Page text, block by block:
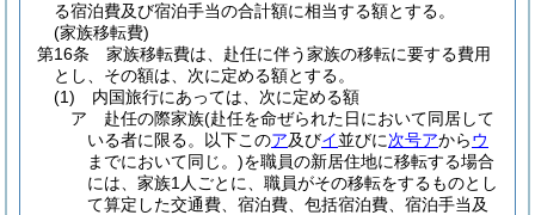
る宿泊費及び宿泊手当の合計額に相当する額とする。
(家族移転費)
第16条
家族移転費は、赴任に伴う家族の移転に要する費用
とし、その額は、次に定める額とする。
(1)
内国旅行にあっては、次に定める額
ア
赴任の際家族(赴任を命ぜられた日において同居して
いる者に限る。以下このア及びイ並びに次号アからウ
までにおいて同じ。)を職員の新居住地に移転する場合
には、家族1人ごとに、職員がその移転をするものとし
て算定した交通費、宿泊費、包括宿泊費、宿泊手当及